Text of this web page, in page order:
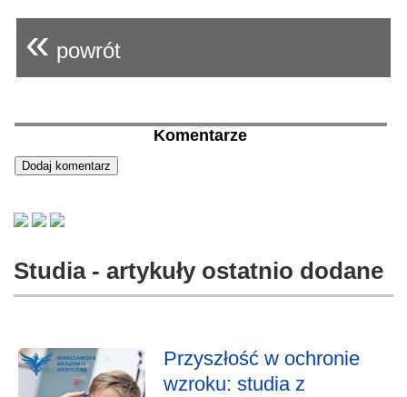
« powrót
Komentarze
Studia - artykuły ostatnio dodane
Przyszłość w ochronie
wzroku: studia z